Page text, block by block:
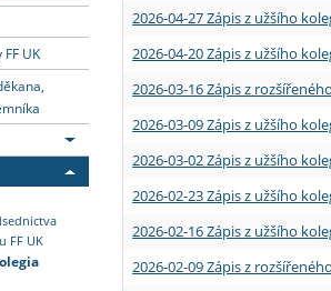
Absolventi fakulty
Vyjíždějící zaměstnanci
UK
FF UK
2026-04-27 Zápis z užšího
2026-04-20 Zápis z užšího
2026-03-16 Zápis z
2026-03-09 Zápis z užšího
2026-03-02 Zápis z užšího
2026-02-23 Zápis z užšího
2026-02-16 Zápis z užšího
2026-02-09 Zápis z